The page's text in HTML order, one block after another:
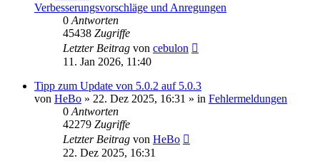
Verbesserungsvorschläge und Anregungen
0 Antworten
45438 Zugriffe
Letzter Beitrag von cebulon
11. Jan 2026, 11:40
Tipp zum Update von 5.0.2 auf 5.0.3
von HeBo » 22. Dez 2025, 16:31 » in Fehlermeldungen
0 Antworten
42279 Zugriffe
Letzter Beitrag von HeBo
22. Dez 2025, 16:31